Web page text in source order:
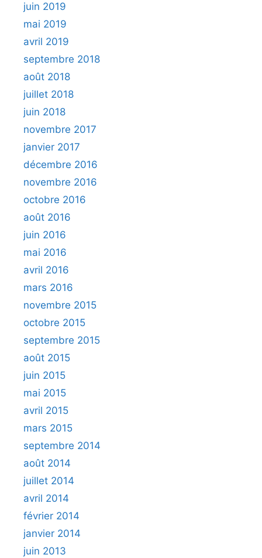
juin 2019
mai 2019
avril 2019
septembre 2018
août 2018
juillet 2018
juin 2018
novembre 2017
janvier 2017
décembre 2016
novembre 2016
octobre 2016
août 2016
juin 2016
mai 2016
avril 2016
mars 2016
novembre 2015
octobre 2015
septembre 2015
août 2015
juin 2015
mai 2015
avril 2015
mars 2015
septembre 2014
août 2014
juillet 2014
avril 2014
février 2014
janvier 2014
juin 2013